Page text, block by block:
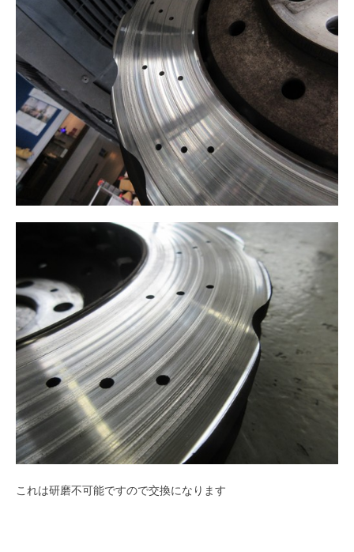
これは研磨不可能ですので交換になります